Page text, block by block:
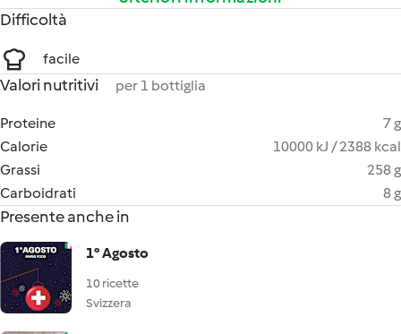
Difficoltà
facile
Valori nutritivi per 1 bottiglia
Proteine
7 g
Calorie
10000 kJ / 2388 kcal
Grassi
258 g
Carboidrati
8 g
Presente anche in
1° Agosto
10 ricette
Svizzera